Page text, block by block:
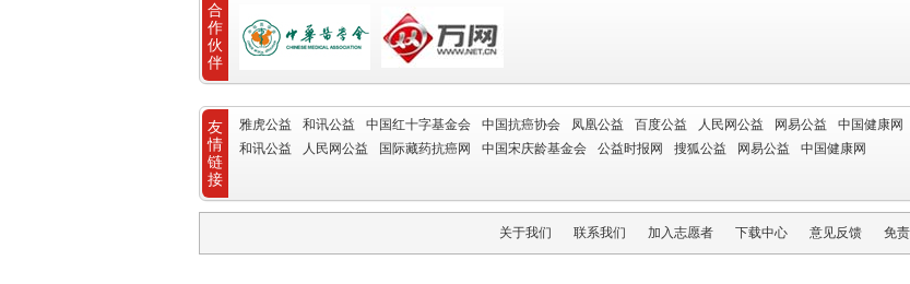
合
作
伙
伴
友
情
链
接
雅虎公益 和讯公益 中国红十字基金会 中国抗癌协会 凤凰公益 百度公益 人民网公益 网易公益 中国健康网
和讯公益
人民网公益 国际藏药抗癌网 中国宋庆龄基金会 公益时报网 搜狐公益 网易公益 中国健康网
关于我们 联系我们 加入志愿者 下载中心 意见反馈 免